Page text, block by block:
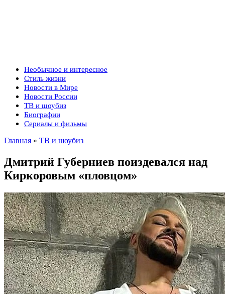
Необычное и интересное
Стиль жизни
Новости в Мире
Новости России
ТВ и шоубиз
Биографии
Сериалы и фильмы
Главная » ТВ и шоубиз
Дмитрий Губерниев поиздевался над
Киркоровым «пловцом»